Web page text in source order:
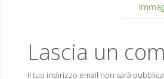
Lascia un
Il tuo indirizzo email non sarà